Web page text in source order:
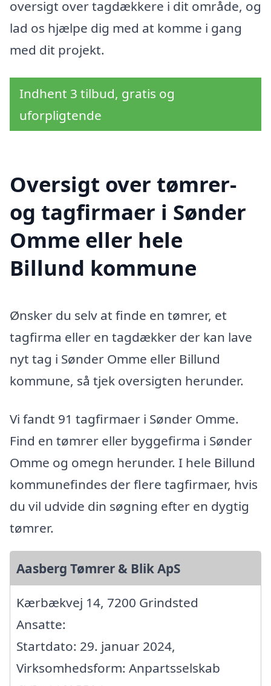
oversigt over tagdækkere i dit område, og
lad os hjælpe dig med at komme i gang
med dit projekt.
Indhent 3 tilbud, gratis og
uforpligtende
Oversigt over tømrer-
og tagfirmaer i Sønder
Omme eller hele
Billund kommune
Ønsker du selv at finde en tømrer, et
tagfirma eller en tagdækker der kan lave
nyt tag i Sønder Omme eller Billund
kommune, så tjek oversigten herunder.
Vi fandt 91 tagfirmaer i Sønder Omme.
Find en tømrer eller byggefirma i Sønder
Omme og omegn herunder. I hele Billund
kommunefindes der flere tagfirmaer, hvis
du vil udvide din søgning efter en dygtig
tømrer.
Aasberg Tømrer & Blik ApS
Kærbækvej 14, 7200 Grindsted
Ansatte:
Startdato: 29. januar 2024,
Virksomhedsform: Anpartsselskab